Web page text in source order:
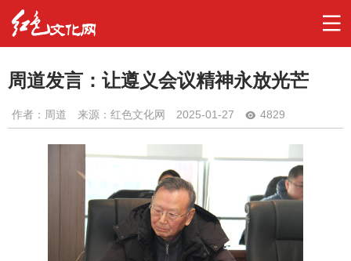
周道发言：让遵义会议精神永放光芒
作者： 周道 来源：红色文化网 2025-01-27 4829